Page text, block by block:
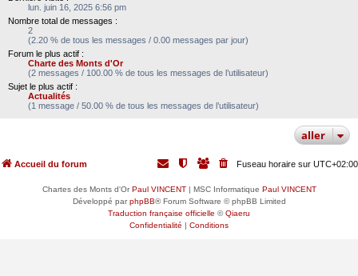
lun. juin 16, 2025 6:56 pm
Nombre total de messages :
2
(2.20 % de tous les messages / 0.00 messages par jour)
Forum le plus actif :
Charte des Monts d'Or
(2 messages / 100.00 % de tous les messages de l’utilisateur)
Sujet le plus actif :
Actualités
(1 message / 50.00 % de tous les messages de l’utilisateur)
aller
Accueil du forum Fuseau horaire sur UTC+02:00
Chartes des Monts d'OrPaul VINCENT| MSC Informatique Paul VINCENT
Développé parphpBB® Forum Software © phpBB Limited
Traduction française officielle ©Qiaeru
Confidentialité | Conditions